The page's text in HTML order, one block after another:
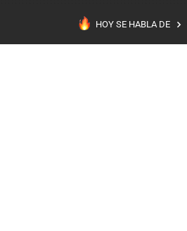
HOY SE HABLA DE